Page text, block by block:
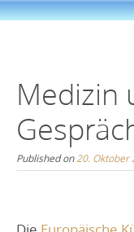
Medizin
Published on20. Oktober